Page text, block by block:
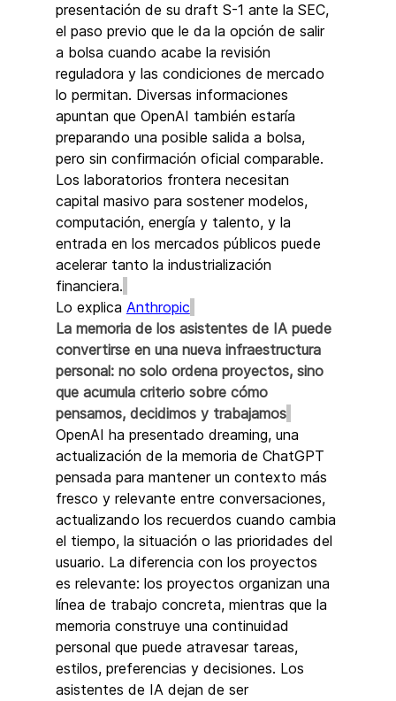
presentación de su draft S-1 ante la SEC,
el paso previo que le da la opción de salir
a bolsa cuando acabe la revisión
reguladora y las condiciones de mercado
lo permitan. Diversas informaciones
apuntan que OpenAI también estaría
preparando una posible salida a bolsa,
pero sin confirmación oficial comparable.
Los laboratorios frontera necesitan
capital masivo para sostener modelos,
computación, energía y talento, y la
entrada en los mercados públicos puede
acelerar tanto la industrialización
financiera.
Lo explica Anthropic
La memoria de los asistentes de IA puede
convertirse en una nueva infraestructura
personal: no solo ordena proyectos, sino
que acumula criterio sobre cómo
pensamos, decidimos y trabajamos
OpenAI ha presentado dreaming, una
actualización de la memoria de ChatGPT
pensada para mantener un contexto más
fresco y relevante entre conversaciones,
actualizando los recuerdos cuando cambia
el tiempo, la situación o las prioridades del
usuario. La diferencia con los proyectos
es relevante: los proyectos organizan una
línea de trabajo concreta, mientras que la
memoria construye una continuidad
personal que puede atravesar tareas,
estilos, preferencias y decisiones. Los
asistentes de IA dejan de ser